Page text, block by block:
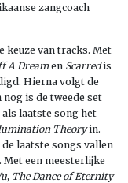
zangcoach
keuze van tracks. Met
A Dreamen Scarredis
Hierna volgt de
is de tweede set
laatste song het
Theoryin.
de laatste songs vallen
Met een meesterlijke
, The Dance of Eternity